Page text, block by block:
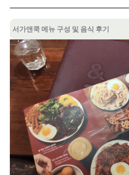
서가앤쿡 메뉴 구성 및 음식 후기